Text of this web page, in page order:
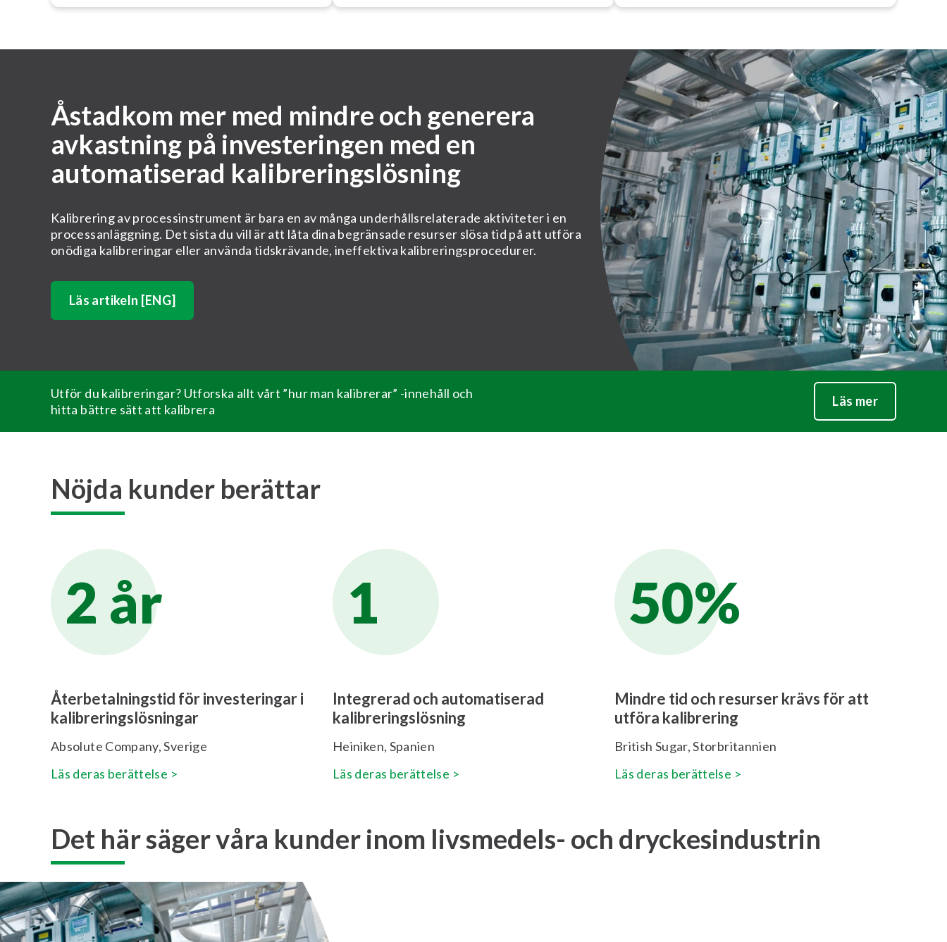
Åstadkom mer med mindre och generera
avkastning på investeringen med en
automatiserad kalibreringslösning
Kalibrering av processinstrument är bara en av många underhållsrelaterade aktiviteter i en
processanläggning. Det sista du vill är att låta dina begränsade resurser slösa tid på att utföra
onödiga kalibreringar eller använda tidskrävande, ineffektiva kalibreringsprocedurer.
Läs artikeln [ENG]
Utför du kalibreringar? Utforska allt vårt ”hur man kalibrerar” -innehåll och
hitta bättre sätt att kalibrera
Läs mer
Nöjda kunder berättar
2 år
Återbetalningstid för investeringar i
kalibreringslösningar
Absolute Company, Sverige
Läs deras berättelse >
1
Integrerad och automatiserad
kalibreringslösning
Heiniken, Spanien
Läs deras berättelse >
50%
Mindre tid och resurser krävs för att
utföra kalibrering
British Sugar, Storbritannien
Läs deras berättelse >
Det här säger våra kunder inom livsmedels- och dryckesindustrin